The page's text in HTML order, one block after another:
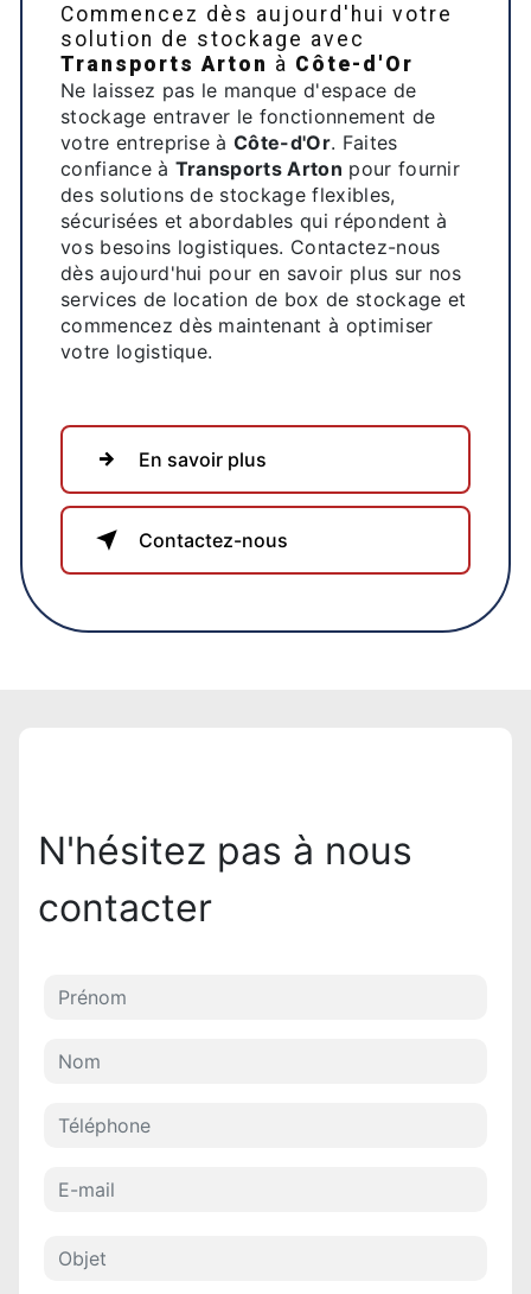
Commencez dès aujourd'hui votre
solution de stockage avec
Transports Arton à Côte-d'Or
Ne laissez pas le manque d'espace de
stockage entraver le fonctionnement de
votre entreprise àCôte-d'Or. Faites
confiance à Transports Arton pour fournir
des solutions de stockage flexibles,
sécurisées et abordables qui répondent à
vos besoins logistiques. Contactez-nous
dès aujourd'hui pour en savoir plus sur nos
services de location de box de stockage et
commencez dès maintenant à optimiser
votre logistique.
En savoir plus
Contactez-nous
N'hésitez pas à nous
contacter